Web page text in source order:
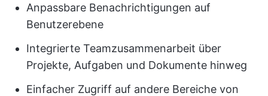
Anpassbare Benachrichtigungen auf
Benutzerebene
Integrierte Teamzusammenarbeit über
Projekte, Aufgaben und Dokumente hinweg
Einfacher Zugriff auf andere Bereiche von